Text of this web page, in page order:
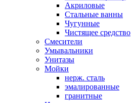
Акриловые
Стальные ванны
Чугунные
Чистящее средство
Смесители
Умывальники
Унитазы
Мойки
нерж. сталь
эмалированные
гранитные